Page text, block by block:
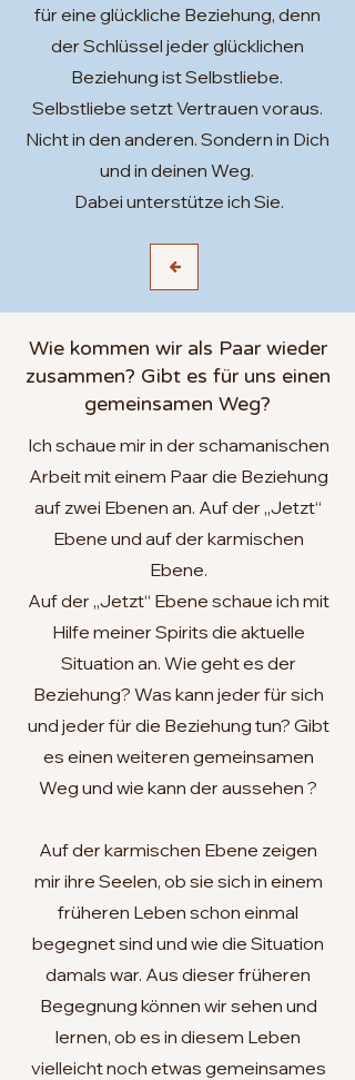
für eine glückliche Beziehung, denn
der Schlüssel jeder glücklichen
Beziehung ist Selbstliebe.
Selbstliebe setzt Vertrauen voraus.
Nicht in den anderen. Sondern in Dich
und in deinen Weg.
Dabei unterstütze ich Sie.
Wie kommen wir als Paar wieder
zusammen? Gibt es für uns einen
gemeinsamen Weg?
Ich schaue mir in der schamanischen
Arbeit mit einem Paar die Beziehung
auf zwei Ebenen an. Auf der „Jetzt“
Ebene und auf der karmischen
Ebene.
Auf der „Jetzt“ Ebene schaue ich mit
Hilfe meiner Spirits die aktuelle
Situation an. Wie geht es der
Beziehung? Was kann jeder für sich
und jeder für die Beziehung tun? Gibt
es einen weiteren gemeinsamen
Weg und wie kann der aussehen ?
Auf der karmischen Ebene zeigen
mir ihre Seelen, ob sie sich in einem
früheren Leben schon einmal
begegnet sind und wie die Situation
damals war. Aus dieser früheren
Begegnung können wir sehen und
lernen, ob es in diesem Leben
vielleicht noch etwas gemeinsames